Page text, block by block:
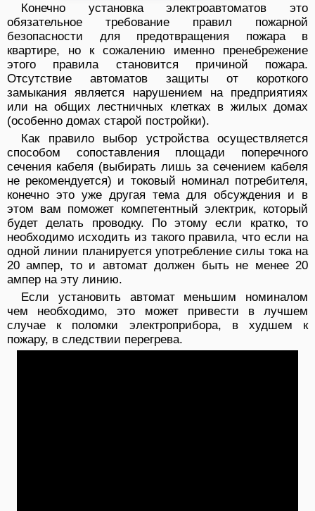
Конечно установка электроавтоматов это
обязательное требование правил пожарной
безопасности для предотвращения пожара в
квартире, но к сожалению именно пренебрежение
этого правила становится причиной пожара.
Отсутствие автоматов защиты от короткого
замыкания является нарушением на предприятиях
или на общих лестничных клетках в жилых домах
(особенно домах старой постройки).
Как правило выбор устройства осуществляется
способом сопоставления площади поперечного
сечения кабеля (выбирать лишь за сечением кабеля
не рекомендуется) и токовый номинал потребителя,
конечно это уже другая тема для обсуждения и в
этом вам поможет компетентный электрик, который
будет делать проводку. По этому если кратко, то
необходимо исходить из такого правила, что если на
одной линии планируется употребление силы тока на
20 ампер, то и автомат должен быть не менее 20
ампер на эту линию.
Если установить автомат меньшим номиналом
чем необходимо, это может привести в лучшем
случае к поломки электроприбора, в худшем к
пожару, в следствии перегрева.